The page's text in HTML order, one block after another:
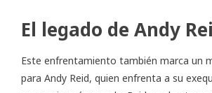
El legado de Andy
Este enfrentamiento también marca un
para Andy Reid, quien enfrenta a su